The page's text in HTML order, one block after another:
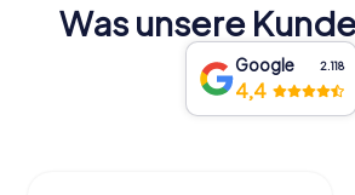
Was unsere
Google 2.118
4,4